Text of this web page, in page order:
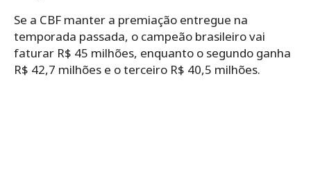
Se a CBF manter a premiação entregue na
temporada passada, o campeão brasileiro vai
faturar R$ 45 milhões, enquanto o segundo ganha
R$ 42,7 milhões e o terceiro R$ 40,5 milhões.